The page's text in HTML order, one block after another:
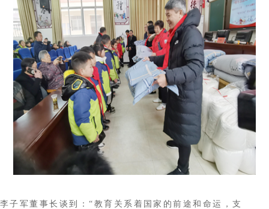
李子军董事长谈到：“教育关系着国家的前途和命运，支